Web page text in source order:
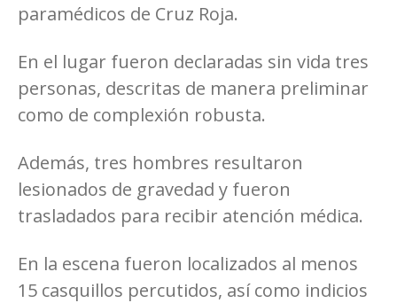
paramédicos de Cruz Roja.
En el lugar fueron declaradas sin vida tres
personas, descritas de manera preliminar
como de complexión robusta.
Además, tres hombres resultaron
lesionados de gravedad y fueron
trasladados para recibir atención médica.
En la escena fueron localizados al menos
15 casquillos percutidos, así como indicios